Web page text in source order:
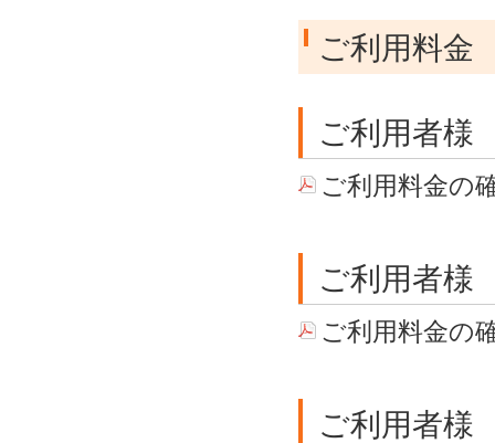
ご利用料金
ご利用者様
ご利用料金の
ご利用者様
ご利用料金の
ご利用者様